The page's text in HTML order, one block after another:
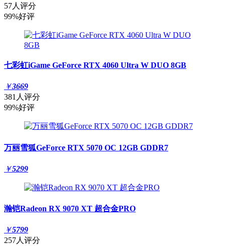
57人评分
99%好评
七彩虹iGame GeForce RTX 4060 Ultra W DUO 8GB
￥3669
381人评分
99%好评
万丽雪狐GeForce RTX 5070 OC 12GB GDDR7
￥5299
瀚铠Radeon RX 9070 XT 超合金PRO
￥5799
257人评分